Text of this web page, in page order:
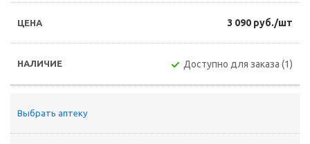
3 090 руб./шт
Доступно для заказа (1)
Выбрать аптеку